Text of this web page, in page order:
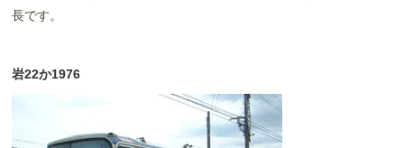
長です。
岩22か1976